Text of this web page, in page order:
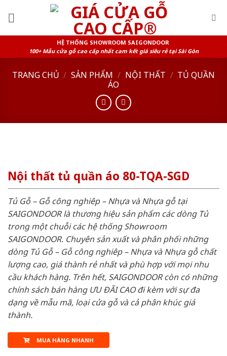
HỆ THỐNG SHOWROOM SAIGONDOOR
100+ Mẫu cửa gỗ cao cấp nhất cam kết giá siêu rẻ tại Sài Gòn
TRANG CHỦ / SẢN PHẨM / NỘI THẤT / TỦ QUẦN
ÁO
Nội thất tủ quần áo 80-TQA-SGD
Tủ Gỗ – Gỗ công nghiêp – Nhựa và Nhựa gỗ tại
SAIGONDOOR là thương hiệu sản phẩm các dòng Tủ
trong một chuỗi các hệ thống Showroom
SAIGONDOOR. Chuyên sản xuất và phân phối những
dòng Tủ Gỗ – Gỗ công nghiêp – Nhựa và Nhựa gỗ chất
lượng cao, giá thành rẻ nhất và phù hợp với mọi nhu
cầu khách hàng. Trên hết, SAIGONDOOR còn có những
chính sách bán hàng ƯU ĐÃI CAO đi kèm với sự đa
dạng về mẫu mã, loại cửa gỗ và cả phân khúc giá
thành.
MUA HÀNG NHANH